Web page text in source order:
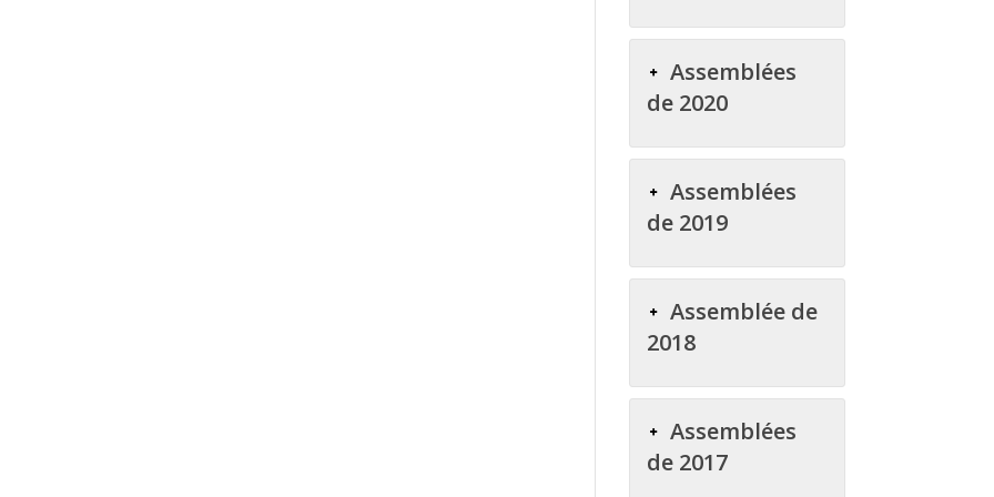
Assemblées
de 2020
Assemblées
de 2019
Assemblée de
2018
Assemblées
de 2017